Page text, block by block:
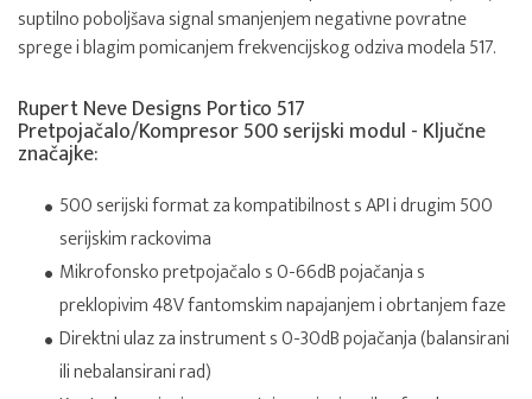
suptilno poboljšava signal smanjenjem negativne povratne
sprege i blagim pomicanjem frekvencijskog odziva modela 517.
Rupert Neve Designs Portico 517
Pretpojačalo/Kompresor 500 serijski modul - Ključne
značajke:
500 serijski format za kompatibilnost s API i drugim 500
serijskim rackovima
Mikrofonsko pretpojačalo s 0-66dB pojačanja s
preklopivim 48V fantomskim napajanjem i obrtanjem faze
Direktni ulaz za instrument s 0-30dB pojačanja (balansirani
ili nebalansirani rad)